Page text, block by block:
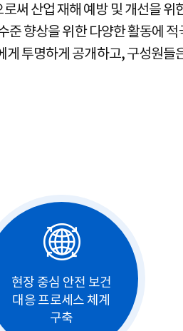
산업 재해 예방 및 개선을 위
향상을 위한 다양한 활동에
투명하게 공개하고, 구성원
현장 중심 안전 보건
대응 프로세스 체계
구축